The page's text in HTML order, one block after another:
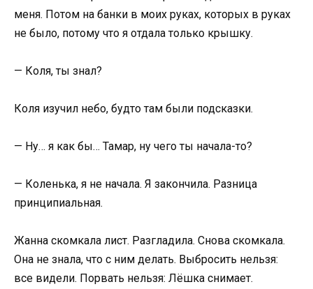
меня. Потом на банки в моих руках, которых в руках
не было, потому что я отдала только крышку.
— Коля, ты знал?
Коля изучил небо, будто там были подсказки.
— Ну… я как бы… Тамар, ну чего ты начала-то?
— Коленька, я не начала. Я закончила. Разница
принципиальная.
Жанна скомкала лист. Разгладила. Снова скомкала.
Она не знала, что с ним делать. Выбросить нельзя:
все видели. Порвать нельзя: Лёшка снимает.